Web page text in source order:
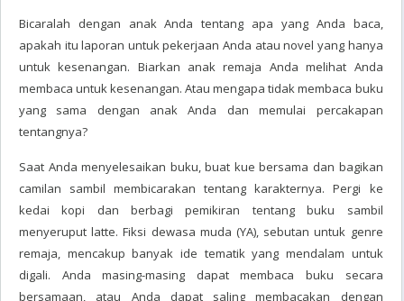
Bicaralah dengan anak Anda tentang apa yang Anda baca,
apakah itu laporan untuk pekerjaan Anda atau novel yang hanya
untuk kesenangan. Biarkan anak remaja Anda melihat Anda
membaca untuk kesenangan. Atau mengapa tidak membaca buku
yang sama dengan anak Anda dan memulai percakapan
tentangnya?
Saat Anda menyelesaikan buku, buat kue bersama dan bagikan
camilan sambil membicarakan tentang karakternya. Pergi ke
kedai kopi dan berbagi pemikiran tentang buku sambil
menyeruput latte. Fiksi dewasa muda (YA), sebutan untuk genre
remaja, mencakup banyak ide tematik yang mendalam untuk
digali. Anda masing-masing dapat membaca buku secara
bersamaan, atau Anda dapat saling membacakan dengan